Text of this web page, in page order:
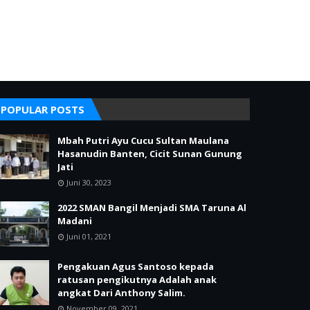
POPULAR POSTS
Mbah Putri Ayu Cucu Sultan Maulana
Hasanudin Banten, Cicit Sunan Gunung
Jati
Juni 30, 2023
2022 SMAN Bangil Menjadi SMA Taruna Al
Madani
Juni 01, 2021
Pengakuan Agus Santoso kepada
ratusan pengikutnya Adalah anak
angkat Dari Anthony Salim.